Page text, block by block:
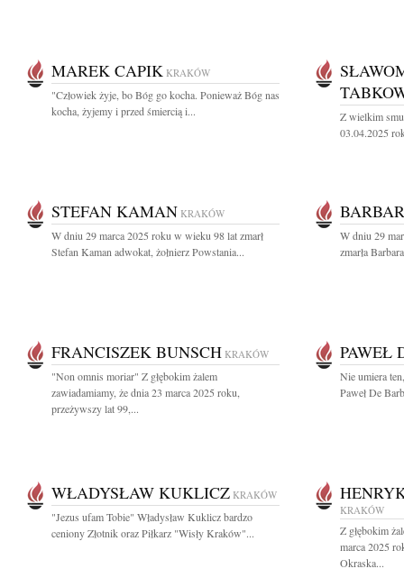
MAREK CAPIK KRAKÓW
"Człowiek żyje, bo Bóg go kocha. Ponieważ Bóg nas
kocha, żyjemy i przed śmiercią i...
Z wielkim
03.04.2025
STEFAN KAMAN KRAKÓW
W dniu 29 marca 2025 roku w wieku 98 lat zmarł
Stefan Kaman adwokat, żołnierz Powstania...
W dniu 29
zmarła
FRANCISZEK BUNSCH KRAKÓW
"Non omnis moriar" Z głębokim żalem
zawiadamiamy, że dnia 23 marca 2025 roku,
przeżywszy lat 99,...
PAWEŁ
Nie umiera
Paweł De
WŁADYSŁAW KUKLICZ KRAKÓW
"Jezus ufam Tobie" Władysław Kuklicz bardzo
ceniony Złotnik oraz Piłkarz "Wisły Kraków"...
KRAKÓW
Z głębokim
marca 2025
Okraska...